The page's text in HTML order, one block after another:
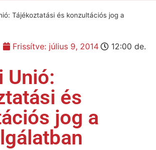
Tájékoztatási és konzultációs jog a
Frissítve: július 9, 2014 12:00 de.
Unió:
és
jog a